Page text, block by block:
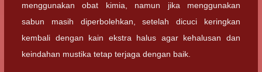
menggunakan obat kimia, namun jika menggunakan
sabun masih diperbolehkan, setelah dicuci keringkan
kembali dengan kain ekstra halus agar kehalusan dan
keindahan mustika tetap terjaga dengan baik.